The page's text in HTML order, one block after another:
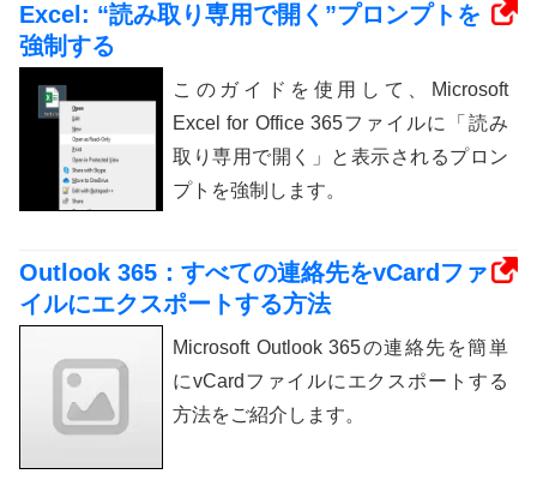
Excel: “読み取り専用で開く”プロンプトを
強制する
このガイドを使用して、Microsoft
Excel for Office 365ファイルに「読み
取り専用で開く」と表示されるプロン
プトを強制します。
Outlook 365：すべての連絡先をvCardファ
イルにエクスポートする方法
Microsoft Outlook 365の連絡先を簡単
にvCardファイルにエクスポートする
方法をご紹介します。